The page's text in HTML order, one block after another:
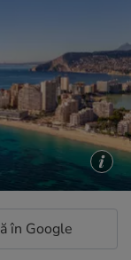
în Google